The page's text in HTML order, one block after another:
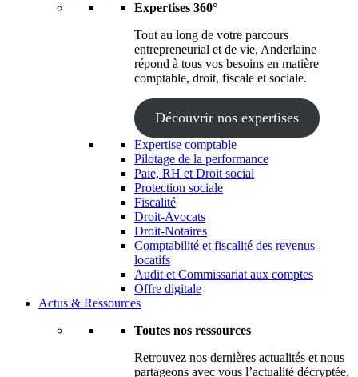
Expertises 360°
Tout au long de votre parcours
entrepreneurial et de vie, Anderlaine
répond à tous vos besoins en matière
comptable, droit, fiscale et sociale.
Découvrir nos expertises
Expertise comptable
Pilotage de la performance
Paie, RH et Droit social
Protection sociale
Fiscalité
Droit-Avocats
Droit-Notaires
Comptabilité et fiscalité des revenus
locatifs
Audit et Commissariat aux comptes
Offre digitale
Actus & Ressources
Toutes nos ressources
Retrouvez nos dernières actualités et nous
partageons avec vous l’actualité décryptée,